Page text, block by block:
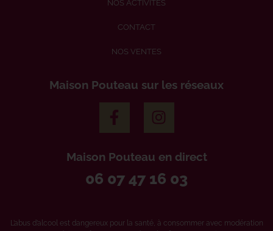
NOS ACTIVITÉS
CONTACT
NOS VENTES
Maison Pouteau sur les réseaux
Maison Pouteau en direct
06 07 47 16 03
L’abus d’alcool est dangereux pour la santé, à consommer avec modération